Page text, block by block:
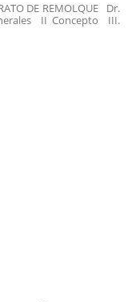
DE REMOLQUE Dr.
II Concepto III.